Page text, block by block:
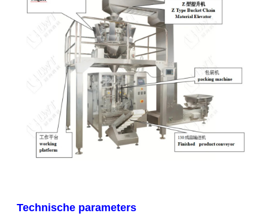
Technische parameters